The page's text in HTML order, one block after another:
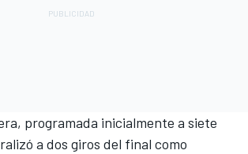
programada inicialmente a siete
a dos giros del final como